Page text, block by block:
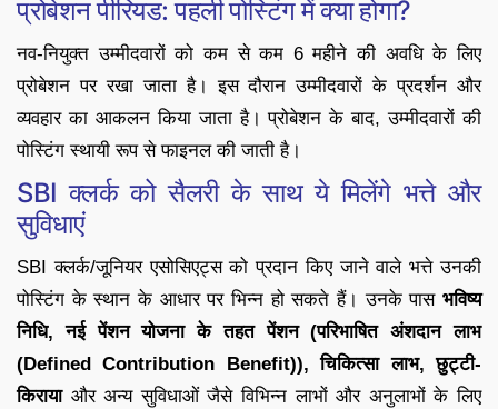
प्रोबेशन पीरियड: पहली पोस्टिंग में क्या होगा?
नव-नियुक्त उम्मीदवारों को कम से कम 6 महीने की अवधि के लिए
प्रोबेशन पर रखा जाता है। इस दौरान उम्मीदवारों के प्रदर्शन और
व्यवहार का आकलन किया जाता है। प्रोबेशन के बाद, उम्मीदवारों की
पोस्टिंग स्थायी रूप से फाइनल की जाती है।
SBI क्लर्क को सैलरी के साथ ये मिलेंगे भत्ते और
सुविधाएं
SBI क्लर्क/जूनियर एसोसिएट्स को प्रदान किए जाने वाले भत्ते उनकी
पोस्टिंग के स्थान के आधार पर भिन्न हो सकते हैं। उनके पास भविष्य
निधि, नई पेंशन योजना के तहत पेंशन (परिभाषित अंशदान लाभ
(Defined Contribution Benefit)), चिकित्सा लाभ, छुट्टी-
किरायाऔर अन्य सुविधाओं जैसे विभिन्न लाभों और अनुलाभों के लिए